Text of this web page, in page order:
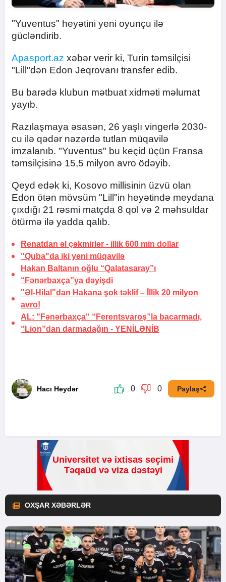
"Yuventus" heyətini yeni oyunçu ilə
gücləndirib.
Apasport.az xəbər verir ki, Turin təmsilçisi
"Lill"dən Edon Jeqrovanı transfer edib.
Bu barədə klubun mətbuat xidməti məlumat
yayıb.
Razılaşmaya əsasən, 26 yaşlı vingerlə 2030-
cu ilə qədər nəzərdə tutlan müqavilə
imzalanıb. "Yuventus" bu keçid üçün Fransa
təmsilçisinə 15,5 milyon avro ödəyib.
Qeyd edək ki, Kosovo millisinin üzvü olan
Edon ötən mövsüm "Lill"in heyətində meydana
çıxdığı 21 rəsmi matçda 8 qol və 2 məhsuldar
ötürmə ilə yadda qalıb.
Renatdan əl çəkmirlər - illik 600 min dollar
"Quba"da iki yeni müqavilə
Hakan Baltanın oğlu “Qalatasaray”ı
“Fənərbaxça”ya dəyişdi
"Əl-Hilal"dan Hakana şok təklif –
İllik 20 milyon
avro!
AL: "Fənərbaxça" “Ferentsvaroş”la bacarmadı,
“Lion”dan darmadağın - YENİLƏNİB
Hacı Heydər 0 0 Paylaş
OXŞAR XƏBƏRLƏR